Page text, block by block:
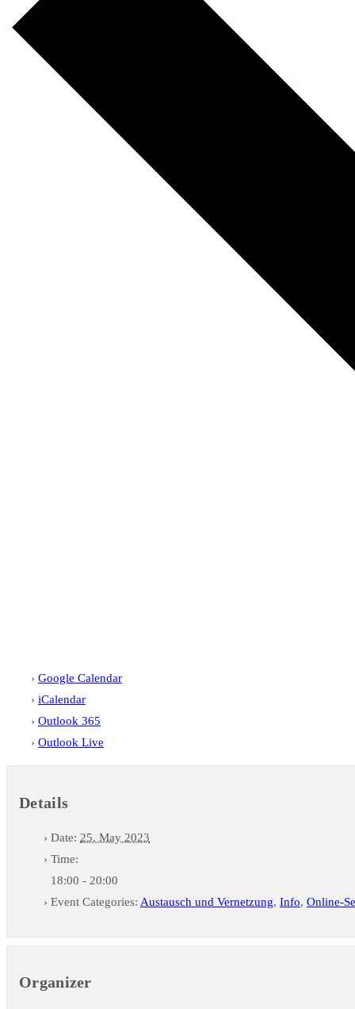
Google Calendar
iCalendar
Outlook 365
Outlook Live
Details
Date: 25. May 2023
Time:
18:00 - 20:00
Event Categories: Austausch und Vernetzung, Info, Online-
Organizer